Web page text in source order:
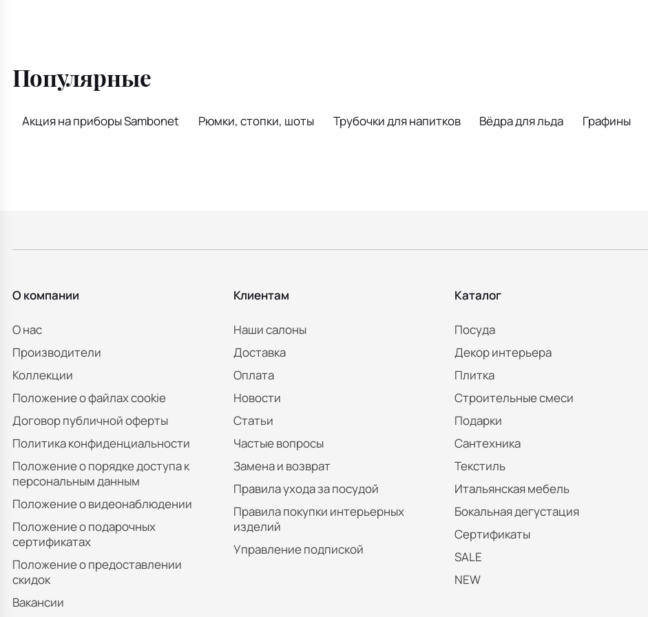
Популярные
Акция на приборы Sambonet Рюмки, стопки, шоты Трубочки для напитков Вёдра для льда Графины
О компании
О нас
Производители
Коллекции
Положение о файлах cookie
Договор публичной оферты
Политика конфиденциальности
Положение о порядке доступа к
персональным данным
Положение о видеонаблюдении
Положение о подарочных
сертификатах
Положение о предоставлении
скидок
Вакансии
Клиентам
Наши салоны
Доставка
Оплата
Новости
Статьи
Частые вопросы
Замена и возврат
Правила ухода за посудой
Правила покупки интерьерных
изделий
Управление подпиской
Каталог
Посуда
Декор интерьера
Плитка
Строительные смеси
Подарки
Сантехника
Текстиль
Итальянская мебель
Бокальная дегустация
Сертификаты
SALE
NEW